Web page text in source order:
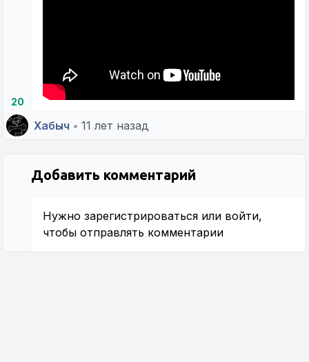
20
Хабыч • 11 лет назад
Добавить комментарий
Нужно зарегистрироваться или войти,
чтобы отправлять комментарии